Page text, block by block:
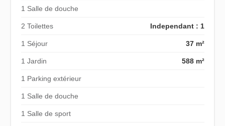
1 Salle de douche
2 Toilettes Independant : 1
1 Séjour 37 m²
1 Jardin 588 m²
1 Parking extérieur
1 Salle de douche
1 Salle de sport